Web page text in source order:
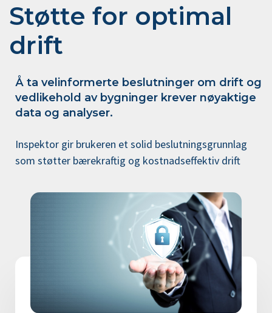
Støtte for optimal
drift
Å ta velinformerte beslutninger om drift og
vedlikehold av bygninger krever nøyaktige
data og analyser.
Inspektor gir brukeren et solid beslutningsgrunnlag
som støtter bærekraftig og kostnadseffektiv drift